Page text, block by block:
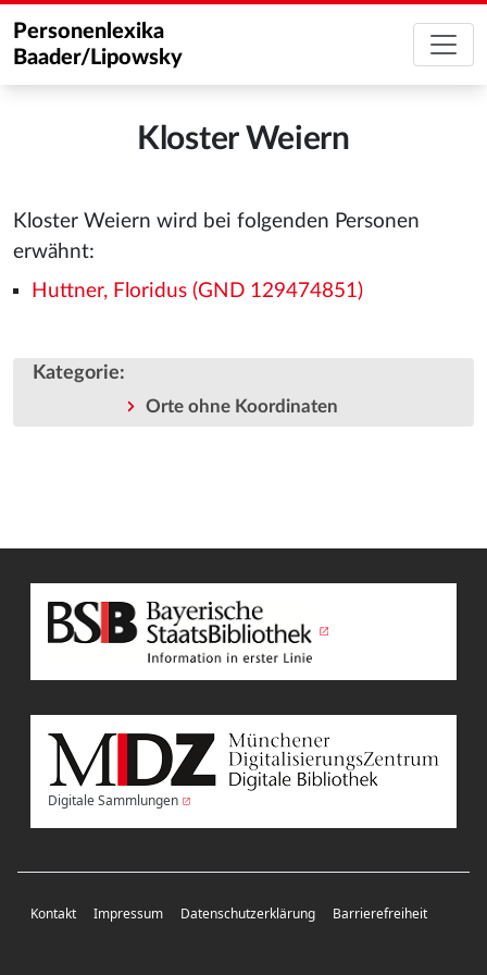
Personenlexika
Baader/Lipowsky
Kloster Weiern
Kloster Weiern wird bei folgenden Personen
erwähnt:
Huttner, Floridus (GND 129474851)
Kategorie:
Orte ohne Koordinaten
Digitale Sammlungen
Kontakt Impressum Datenschutzerklärung Barrierefreiheit